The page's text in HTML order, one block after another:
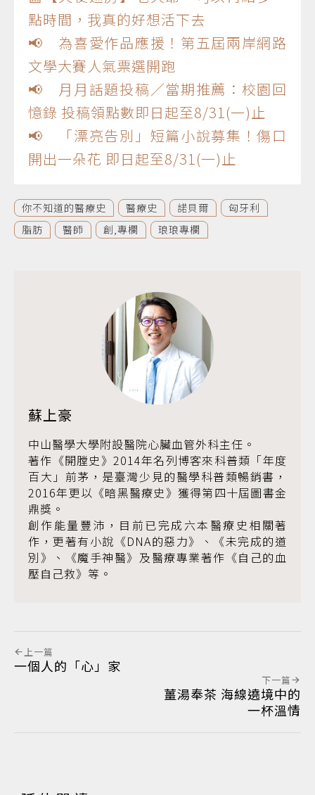
點時間，我真的好想活下去
📢 為喜愛作品應援！第五屆兩岸網路
文學大賽人氣票選開跑
📢 月月話題投稿／當期推薦：校園回
憶錄 投稿領點數即日起至8/31(一)止
📢 「漂亮告別」短篇小說募集！傷口
開出一朵花 即日起至8/31(一)止
你不知道的醫療史 醫療史 諾貝爾
匈牙利
脂肪
醫師 創,專欄 琅琅專欄
蘇上豪
中山醫學大學附設醫院心臟血管外科主任。
著作《開膛史》2014年名列博客來科普類「年度
百大」前茅，是臺灣少見的醫學科普類暢銷書，
2016年更以《暗黑醫療史》獲得第四十屆圖書金
鼎獎。
創作能量豐沛，目前已完成六本醫療史相關著
作，更著有小說《DNA的惡力》、《未完成的道
別》、《魔手神醫》及醫療專業著作《自己的血
壓自己救》等。
上一篇
一個人的「心」家
下一篇
薑湯奉茶 海線遶境中的
一杯溫情